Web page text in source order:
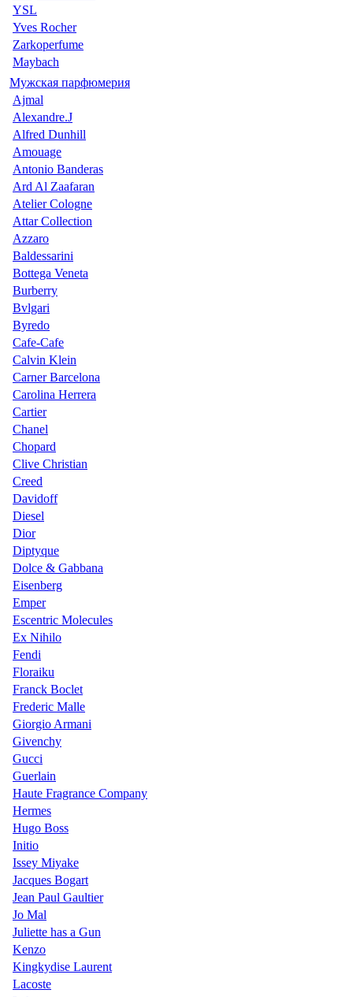
YSL
Yves Rocher
Zarkoperfume
Maybach
Мужская парфюмерия
Ajmal
Alexandre.J
Alfred Dunhill
Amouage
Antonio Banderas
Ard Al Zaafaran
Atelier Cologne
Attar Collection
Azzaro
Baldessarini
Bottega Veneta
Burberry
Bvlgari
Byredo
Cafe-Cafe
Calvin Klein
Carner Barcelona
Carolina Herrera
Cartier
Chanel
Chopard
Clive Christian
Creed
Davidoff
Diesel
Dior
Diptyque
Dolce & Gabbana
Eisenberg
Emper
Escentric Molecules
Ex Nihilo
Fendi
Floraiku
Franck Boclet
Frederic Malle
Giorgio Armani
Givenchy
Gucci
Guerlain
Haute Fragrance Company
Hermes
Hugo Boss
Initio
Issey Miyake
Jacques Bogart
Jean Paul Gaultier
Jo Mal
Juliette has a Gun
Kenzo
Kingkydise Laurent
Lacoste